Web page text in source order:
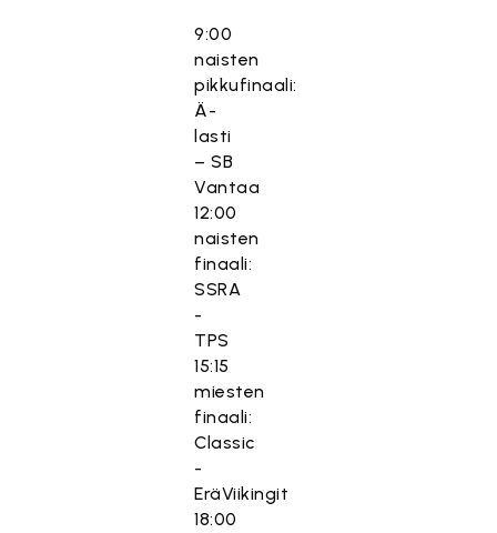
9:00
naisten
pikkufinaali:
Ä-
lasti
– SB
Vantaa
12:00
naisten
finaali:
SSRA
-
TPS
15:15
miesten
finaali:
Classic
-
EräViikingit
18:00